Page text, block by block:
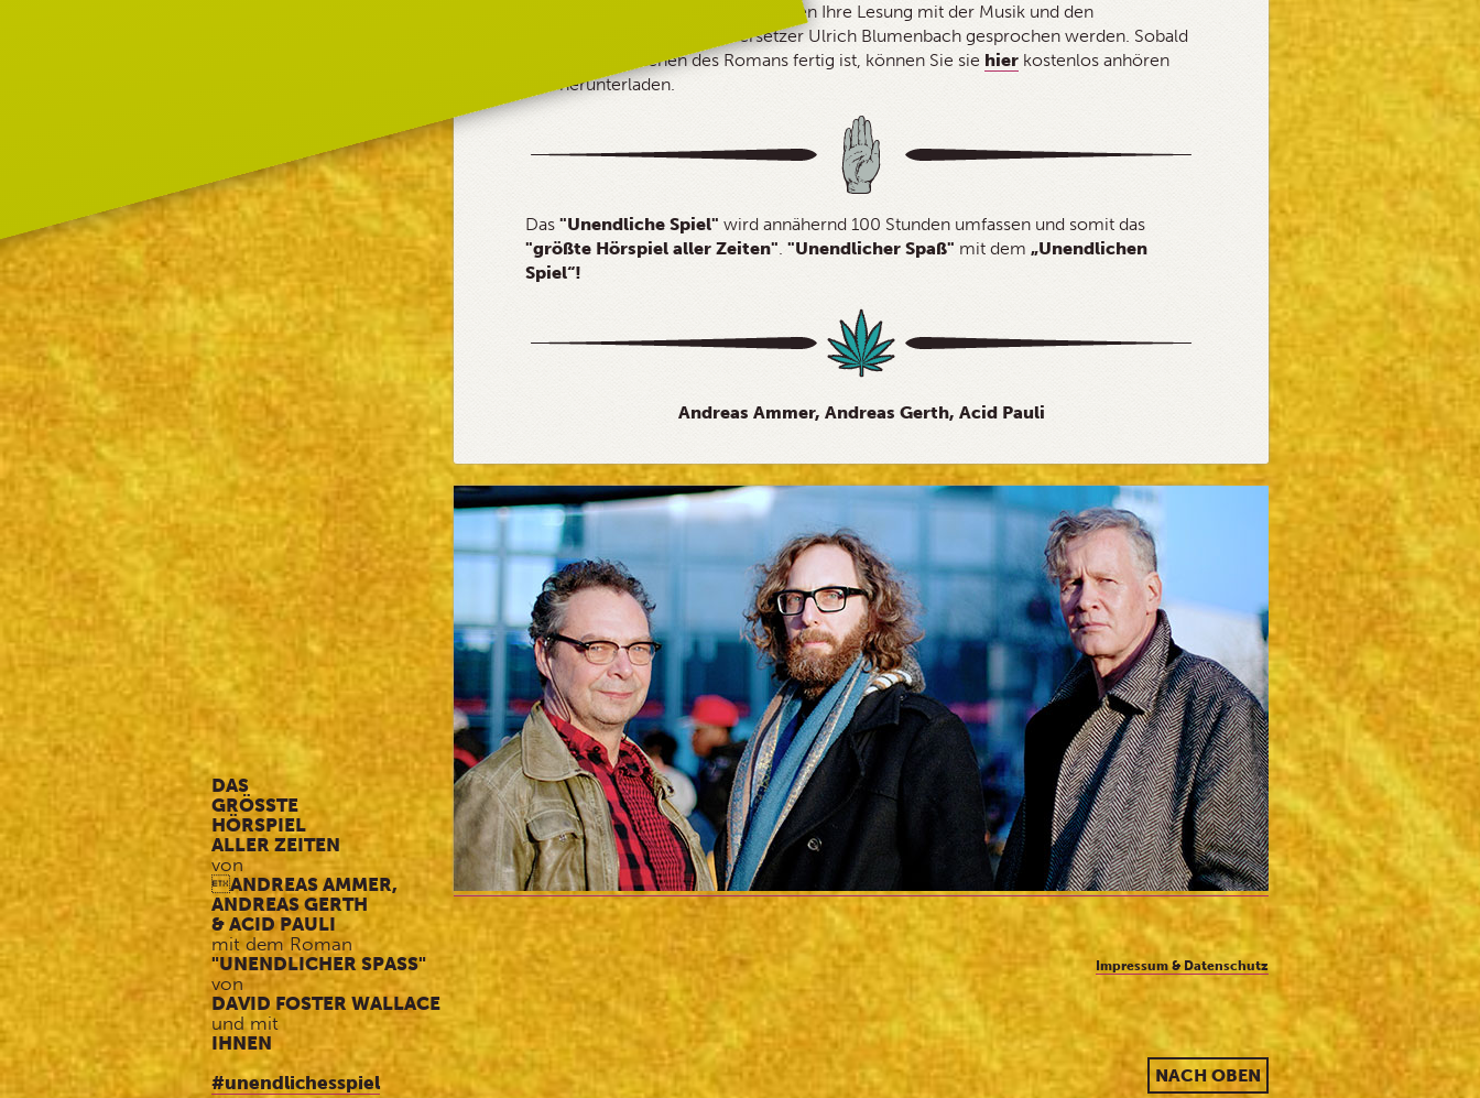
DAS
GRÖSSTE
HÖRSPIEL
ALLER ZEITEN
von
ANDREAS AMMER,
ANDREAS GERTH
& ACID PAULI
mit dem Roman
"UNENDLICHER SPASS"
von
DAVID FOSTER WALLACE
und mit
IHNEN
#unendlichesspiel
: Wir verbinden Ihre Lesung mit der Musik und den
Anmerkungen, die vom Übersetzer Ulrich Blumenbach gesprochen werden. Sobald
eine der 189 Szenen des Romans fertig ist, können Sie sie hier kostenlos anhören
und herunterladen.
Das "Unendliche Spiel" wird annähernd 100 Stunden umfassen und somit das
"größte Hörspiel aller Zeiten". "Unendlicher Spaß" mit dem „Unendlichen
Spiel“!
Andreas Ammer, Andreas Gerth, Acid Pauli
Impressum & Datenschutz
NACH OBEN